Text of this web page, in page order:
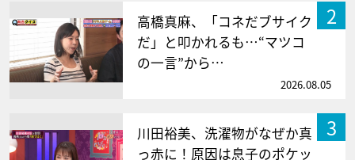
2
高橋真麻、「コネだブサイク
だ」と叩かれるも…“マツコ
の一言”から…
2026.08.05
3
川田裕美、洗濯物がなぜか真
っ赤に！原因は息子のポケッ